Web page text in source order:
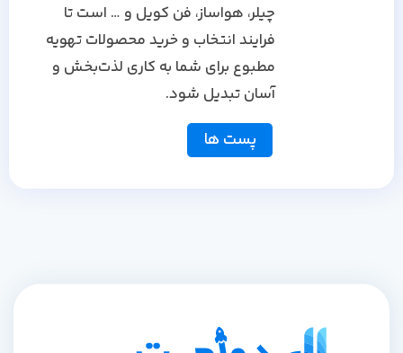
چیلر، هواساز، فن کویل و … است تا
فرایند انتخاب و خرید محصولات تهویه
مطبوع برای شما به کاری لذت‌بخش و
آسان تبدیل شود.
پست ها